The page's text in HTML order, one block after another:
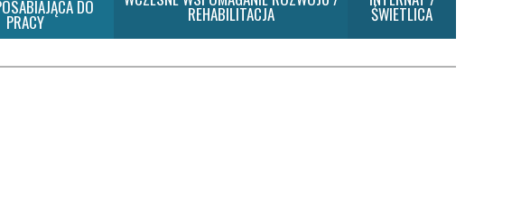
DO
PRACY REHABILITACJA ŚWIETLICA